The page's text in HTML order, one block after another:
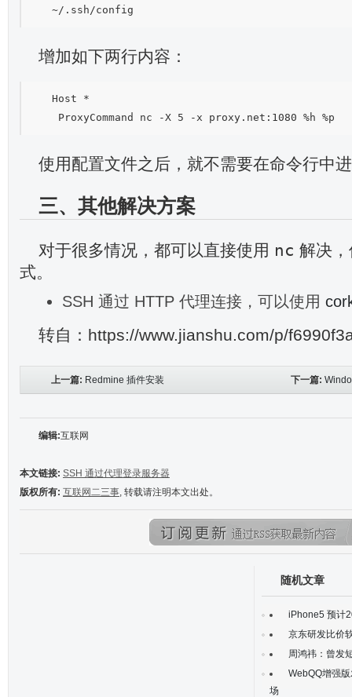
增加如下两行内容：
Host *
使用配置文件之后，就不需要在命令行中
三、其他解决方案
对于很多情况，都可以直接使用 nc 解决
式。
SSH 通过 HTTP 代理连接，可以使用
转自：https://www.jianshu.com/p/
上一篇: Redmine 插件安装 下一篇:
编辑:互联网
本文链接: SSH 通过代理登录服务器
版权所有: 互联网二三事, 转载请注明本文出处。
随机文章
iPhone5 预计
京东研发比价
周鸿祎：曾发
WebQQ增强
场